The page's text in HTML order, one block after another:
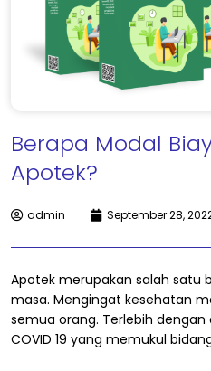
Berapa Modal
Apotek?
admin September 28,
Apotek merupakan salah satu
masa. Mengingat kesehatan
semua orang. Terlebih
COVID 19 yang memukul